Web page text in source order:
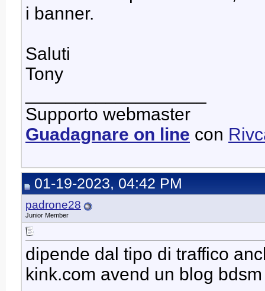
i banner.
Saluti
Tony
Supporto webmaster
Guadagnare on line con
01-19-2023, 04:42 PM
padrone28
Junior Member
dipende dal tipo di traffico
kink.com avend un blog